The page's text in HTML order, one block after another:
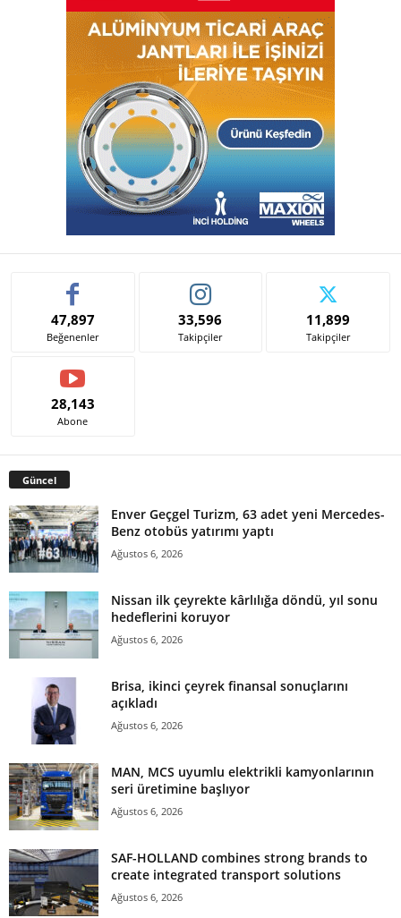
47,897
Beğenenler
33,596
Takipçiler
11,899
Takipçiler
28,143
Abone
Güncel
Enver Geçgel Turizm, 63 adet yeni Mercedes-
Benz otobüs yatırımı yaptı
Ağustos 6, 2026
Nissan ilk çeyrekte kârlılığa döndü, yıl sonu
hedeflerini koruyor
Ağustos 6, 2026
Brisa, ikinci çeyrek finansal sonuçlarını
açıkladı
Ağustos 6, 2026
MAN, MCS uyumlu elektrikli kamyonlarının
seri üretimine başlıyor
Ağustos 6, 2026
SAF-HOLLAND combines strong brands to
create integrated transport solutions
Ağustos 6, 2026